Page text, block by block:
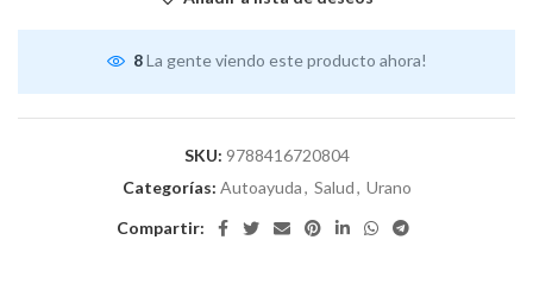
8 La gente viendo este producto ahora!
SKU: 9788416720804
Categorías: Autoayuda, Salud, Urano
Compartir: